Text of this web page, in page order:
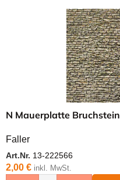
N Mauerplatte Bruchstein
Faller
Art.Nr. 13-222566
2,00 € inkl. MwSt.